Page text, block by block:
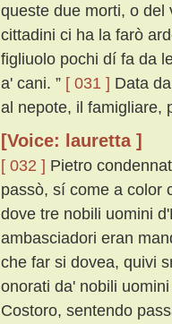
queste due morti, o del
cittadini ci ha la farò
figliuolo pochi dí fa da
a' cani. ” [ 031 ] Data
al nepote, il famigliare,
[Voice: lauretta ]
[ 032 ] Pietro
passò, sí come a color
dove tre nobili uomini
ambasciadori eran
che far si dovea, quivi
onorati da' nobili
Costoro, sentendo